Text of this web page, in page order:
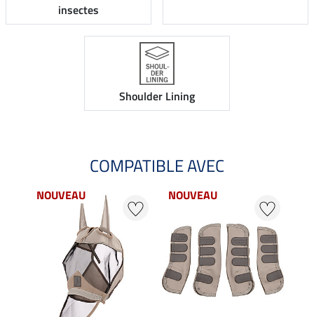
insectes
Shoulder Lining
COMPATIBLE AVEC
NOUVEAU NOUVEAU